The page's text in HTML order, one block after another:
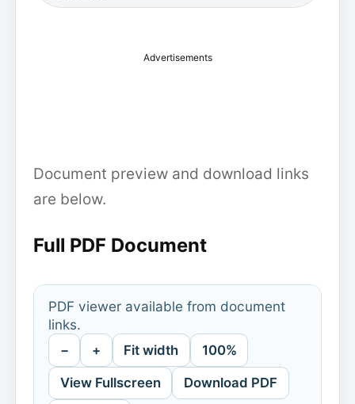
Advertisements
Document preview and download links
are below.
Full PDF Document
PDF viewer available from document
links.
− + Fit width 100%
View Fullscreen Download PDF